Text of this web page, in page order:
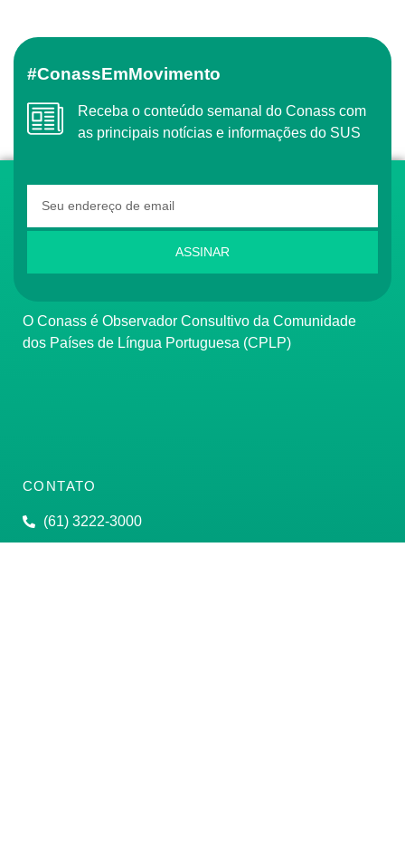
#ConassEmMovimento
Receba o conteúdo semanal do Conass com
as principais notícias e informações do SUS
ASSINAR
O Conass é Observador Consultivo da Comunidade
dos Países de Língua Portuguesa (CPLP)
CONTATO
(61) 3222-3000